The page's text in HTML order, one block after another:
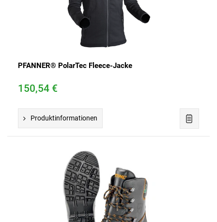
PFANNER® PolarTec Fleece-Jacke
150,54 €
Produktinformationen